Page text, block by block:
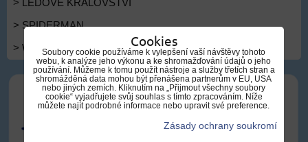
> LEDOVÉ KRÁLOVSTVÍ
> SPIDERMAN
> WEDNESDAY Cookies
Soubory cookie používáme k vylepšení vaší návštěvy tohoto
webu, k analýze jeho výkonu a ke shromažďování údajů o jeho
používání. Můžeme k tomu použít nástroje a služby třetích stran a
shromážděná data mohou být přenášena partnerům v EU, USA
nebo jiných zemích. Kliknutím na „Přijmout všechny soubory
cookie“ vyjadřujete svůj souhlas s tímto zpracováním. Níže
můžete najít podrobné informace nebo upravit své preference.
Zásady ochrany soukromí